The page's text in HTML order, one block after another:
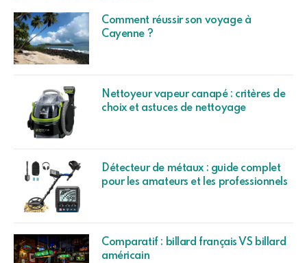
Comment réussir son voyage à
Cayenne ?
Nettoyeur vapeur canapé : critères de
choix et astuces de nettoyage
Détecteur de métaux : guide complet
pour les amateurs et les professionnels
Comparatif : billard français VS billard
américain